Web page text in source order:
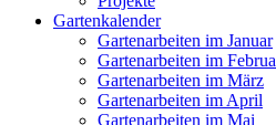
Gartenkalender
Gartenarbeiten im Januar
Gartenarbeiten im
Gartenarbeiten im März
Gartenarbeiten im April
Gartenarbeiten im Mai